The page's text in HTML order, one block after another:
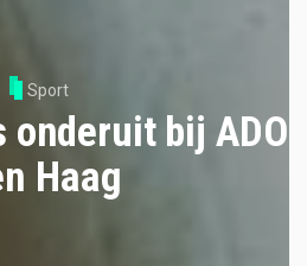
Sport
onderuit bij ADO
Haag